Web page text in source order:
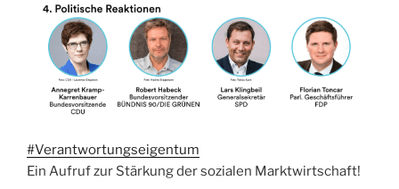
#Verantwortungseigentum
Ein Aufruf zur Stärkung der sozialen Marktwirtschaft!